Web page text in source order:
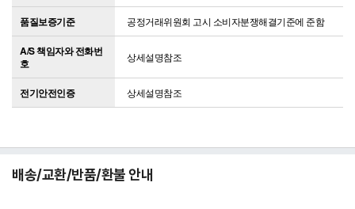
품질보증기준 공정거래위원회 고시 소비자분쟁해결기준에 준함
A/S 책임자와 전화번
호
상세설명참조
전기안전인증 상세설명참조
배송/교환/반품/환불 안내